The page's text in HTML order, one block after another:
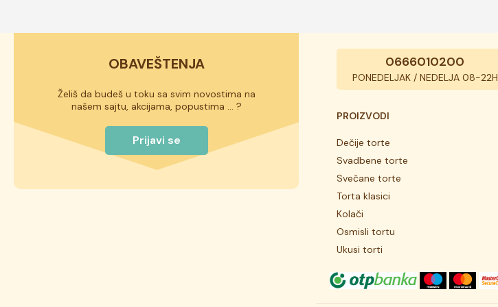
OBAVEŠTENJA
Želiš da budeš u toku sa svim novostima na
našem sajtu, akcijama, popustima ... ?
Prijavi se
0666010200
PONEDELJAK / NEDELJA 08-22H
PROIZVODI
Dečije torte
Svadbene torte
Svečane torte
Torta klasici
Kolači
Osmisli tortu
Ukusi torti